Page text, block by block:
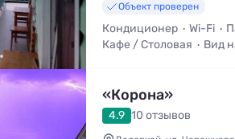
Объект проверен
Кондиционер Wi-Fi
Кафе / Столовая
Вид
«Корона»
4.9 10 отзывов